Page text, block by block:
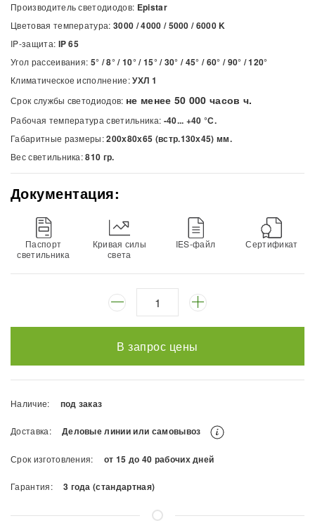
Производитель светодиодов: Epistar
Цветовая температура:3000 / 4000 / 5000 / 6000K
IP-защита: IP 65
Угол рассеивания: 5° / 8° / 10° / 15° / 30° / 45° / 60° / 90° / 120°
Климатическое исполнение:УХЛ 1
Срок службы светодиодов: не менее 50 000 часов ч.
Рабочая температура светильника: -40... +40 °С.
Габаритные размеры:200х80х65 (встр.130х45) мм.
Вес светильника:810 гр.
Документация:
Паспорт
светильника
Кривая силы
света
IES-файл Сертификат
В запрос цены
Наличие: под заказ
Доставка: Деловые линии или самовывоз
Срок изготовления: от 15 до 40 рабочих дней
Гарантия: 3 года (стандартная)